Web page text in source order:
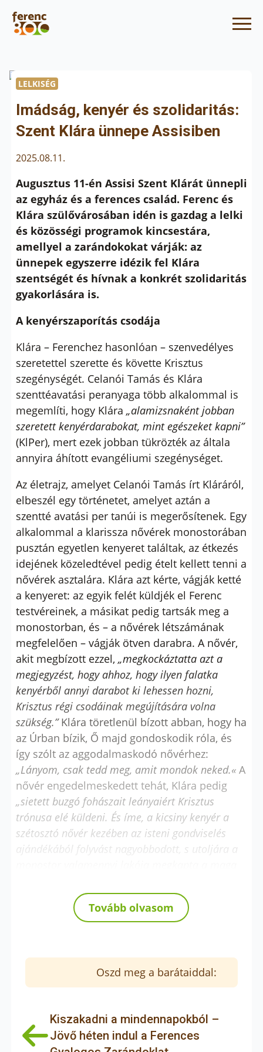
LELKISÉG
Imádság, kenyér és szolidaritás:
Szent Klára ünnepe Assisiben
2025.08.11.
Augusztus 11-én Assisi Szent Klárát ünnepli
az egyház és a ferences család. Ferenc és
Klára szülővárosában idén is gazdag a lelki
és közösségi programok kincsestára,
amellyel a zarándokokat várják: az
ünnepek egyszerre idézik fel Klára
szentségét és hívnak a konkrét szolidaritás
gyakorlására is.
A kenyérszaporítás csodája
Klára – Ferenchez hasonlóan – szenvedélyes
szeretettel szerette és követte Krisztus
szegénységét. Celanói Tamás és Klára
szenttéavatási peranyaga több alkalommal is
megemlíti, hogy Klára „alamizsnaként jobban
szeretett kenyérdarabokat, mint egészeket kapni”
(KlPer), mert ezek jobban tükrözték az általa
annyira áhított evangéliumi szegénységet.
Az életrajz, amelyet Celanói Tamás írt Kláráról,
elbeszél egy történetet, amelyet aztán a
szentté avatási per tanúi is megerősítenek. Egy
alkalommal a klarissza nővérek monostorában
pusztán egyetlen kenyeret találtak, az étkezés
idejének közeledtével pedig ételt kellett tenni a
nővérek asztalára. Klára azt kérte, vágják ketté
a kenyeret: az egyik felét küldjék el Ferenc
testvéreinek, a másikat pedig tartsák meg a
monostorban, és – a nővérek létszámának
megfelelően – vágják ötven darabra. A nővér,
akit megbízott ezzel, „megkockáztatta azt a
megjegyzést, hogy ahhoz, hogy ilyen falatka
kenyérből annyi darabot ki lehessen hozni,
Krisztus régi csodáinak megújítására volna
szükség.”Klára töretlenül bízott abban, hogy ha
az Úrban bízik, Ő majd gondoskodik róla, és
így szólt az aggodalmaskodó nővérhez:
„Lányom, csak tedd meg, amit mondok neked.« A
nővér engedelmeskedett tehát, Klára pedig
„sietett buzgó fohászait leányaiért Krisztus
trónusa elé küldeni. És íme, a kicsiny kenyér a
szétosztó nővér kezében az isteni gondviselés
ajándékából folyvást nagyobbodott, s utoljára a
A jó ma is megsokasodik
egy konkrét jótékonysági cselekedet
megtételére hívja az ünneplőket. A Klára
fent leírt csoda jegyében zajlik majd: egy helyi
pékség felajánlásából kenyereket készítenek –
a megvásárlásukból befolyt összeget a Mondo
Tovább olvasom
Oszd meg a barátaiddal:
Kiszakadni a mindennapokból –
Jövő héten indul a Ferences